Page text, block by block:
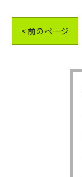
< 前のページ